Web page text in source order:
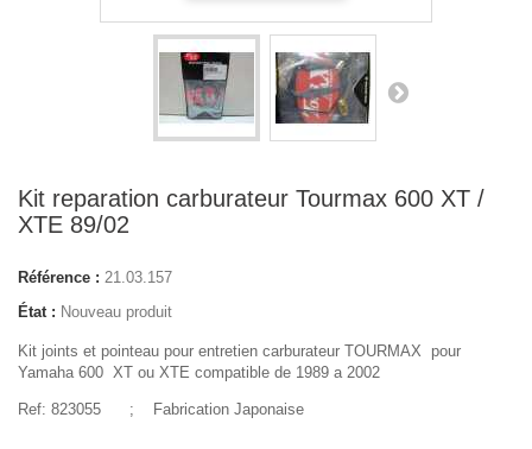
Kit reparation carburateur Tourmax 600 XT /
XTE 89/02
Référence : 21.03.157
État : Nouveau produit
Kit joints et pointeau pour entretien carburateur TOURMAX pour
Yamaha 600 XT ou XTE compatible de 1989 a 2002
Ref: 823055 ; Fabrication Japonaise